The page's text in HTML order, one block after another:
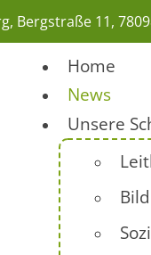
Bergstraße 11,
Home
News
Unsere